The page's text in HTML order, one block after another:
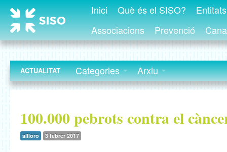
Inici Què és el SISO?
Associacions
Prevenció
ACTUALITAT Categories Arxiu
100.000 pebrots contra el
allloro 3 febrer 2017